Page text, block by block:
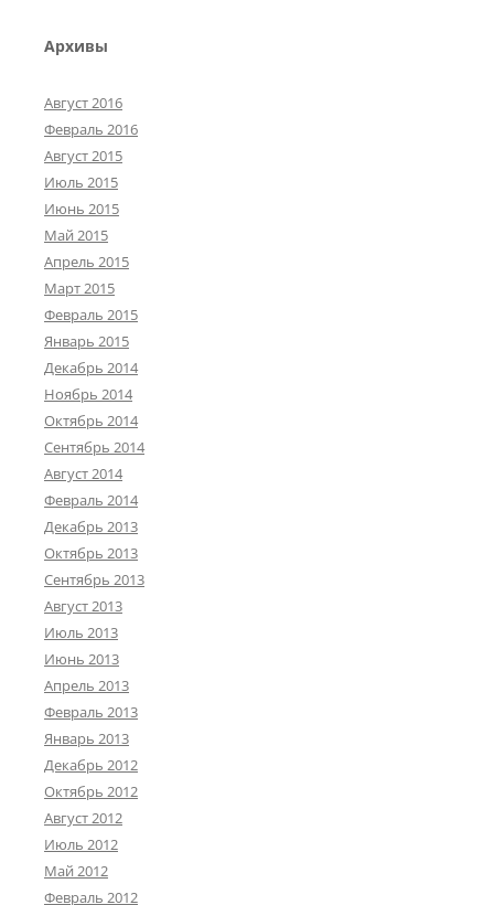
Архивы
Август 2016
Февраль 2016
Август 2015
Июль 2015
Июнь 2015
Май 2015
Апрель 2015
Март 2015
Февраль 2015
Январь 2015
Декабрь 2014
Ноябрь 2014
Октябрь 2014
Сентябрь 2014
Август 2014
Февраль 2014
Декабрь 2013
Октябрь 2013
Сентябрь 2013
Август 2013
Июль 2013
Июнь 2013
Апрель 2013
Февраль 2013
Январь 2013
Декабрь 2012
Октябрь 2012
Август 2012
Июль 2012
Май 2012
Февраль 2012